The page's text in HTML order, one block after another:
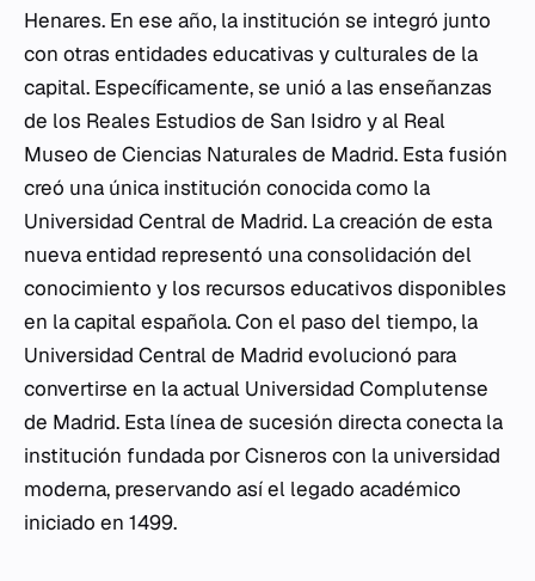
Henares. En ese año, la institución se integró junto
con otras entidades educativas y culturales de la
capital. Específicamente, se unió a las enseñanzas
de los Reales Estudios de San Isidro y al Real
Museo de Ciencias Naturales de Madrid. Esta fusión
creó una única institución conocida como la
Universidad Central de Madrid. La creación de esta
nueva entidad representó una consolidación del
conocimiento y los recursos educativos disponibles
en la capital española. Con el paso del tiempo, la
Universidad Central de Madrid evolucionó para
convertirse en la actual Universidad Complutense
de Madrid. Esta línea de sucesión directa conecta la
institución fundada por Cisneros con la universidad
moderna, preservando así el legado académico
iniciado en 1499.